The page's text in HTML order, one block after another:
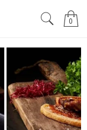
0